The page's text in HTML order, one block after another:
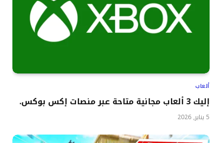
ألعاب
إليك 3 ألعاب مجانية متاحة عبر منصات إكس بوكس.
5 يناير, 2026